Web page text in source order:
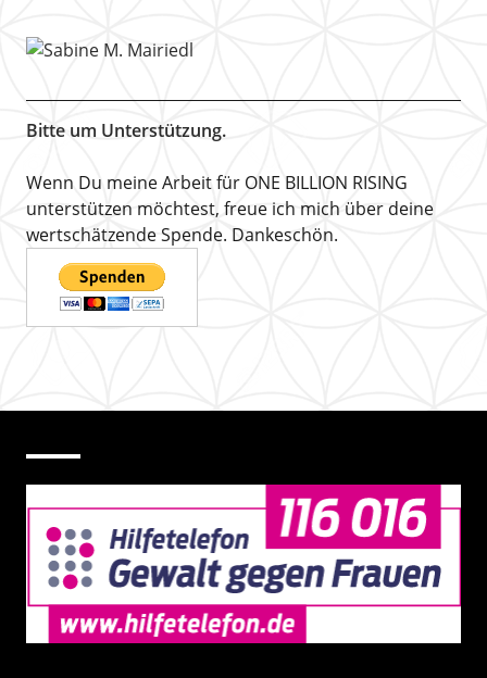
Bitte um Unterstützung.
Wenn Du meine Arbeit für ONE BILLION RISING
unterstützen möchtest, freue ich mich über deine
wertschätzende Spende. Dankeschön.